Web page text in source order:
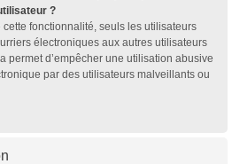
?
fonctionnalité, seuls les utilisateurs
électroniques aux autres utilisateurs
permet d’empêcher une utilisation abusive
par des utilisateurs malveillants ou